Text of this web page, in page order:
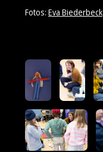
Fotos: Eva Biederbeck